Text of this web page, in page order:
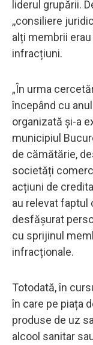
liderul grupării.
,,consiliere
alți membrii
infracțiuni.
„În urma
începând cu
organizată și-a
municipiul
de cămătărie,
societăți
acțiuni de
au relevat
desfășurat
cu sprijinul
infracționale.
Totodată, în
în care pe piața
produse de uz
alcool sanitar